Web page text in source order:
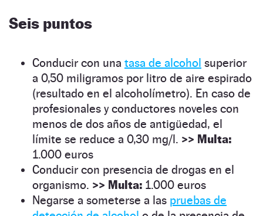
Seis puntos
Conducir con una tasa de alcohol superior
a 0,50 miligramos por litro de aire espirado
(resultado en el alcoholímetro). En caso de
profesionales y conductores noveles con
menos de dos años de antigüedad, el
límite se reduce a 0,30 mg/l. >> Multa:
1.000 euros
Conducir con presencia de drogas en el
organismo. >> Multa: 1.000 euros
Negarse a someterse a las pruebas de